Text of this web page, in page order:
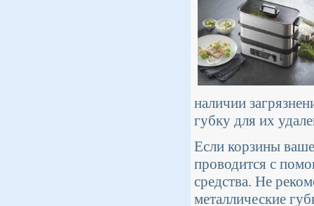
наличии
губку для их
Если корзины
проводится с
средства. Не
металлические